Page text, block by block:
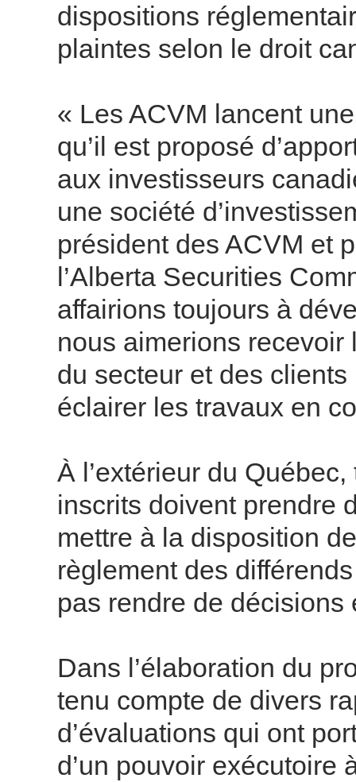
dispositions
plaintes selon le droit
« Les ACVM lancent
qu’il est proposé
aux investisseurs
une société
président des ACVM et
l’Alberta Securities
affairions toujours à
nous aimerions
du secteur et des
éclairer les travaux en
À l’extérieur du
inscrits doivent prendre
mettre à la disposition
règlement des
pas rendre de décisions
Dans l’élaboration du
tenu compte de divers
d’évaluations qui ont
d’un pouvoir exécutoire